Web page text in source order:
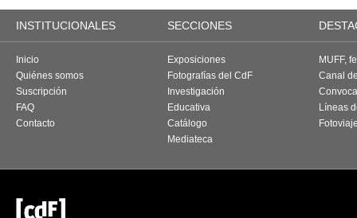
INSTITUCIONALES SECCIONES
Inicio
Quiénes somos
Suscripción
FAQ
Contacto
Exposiciones
Fotografías del CdF
Investigación
Educativa
Catálogo
Mediateca
MUFF,
Canal
Líneas